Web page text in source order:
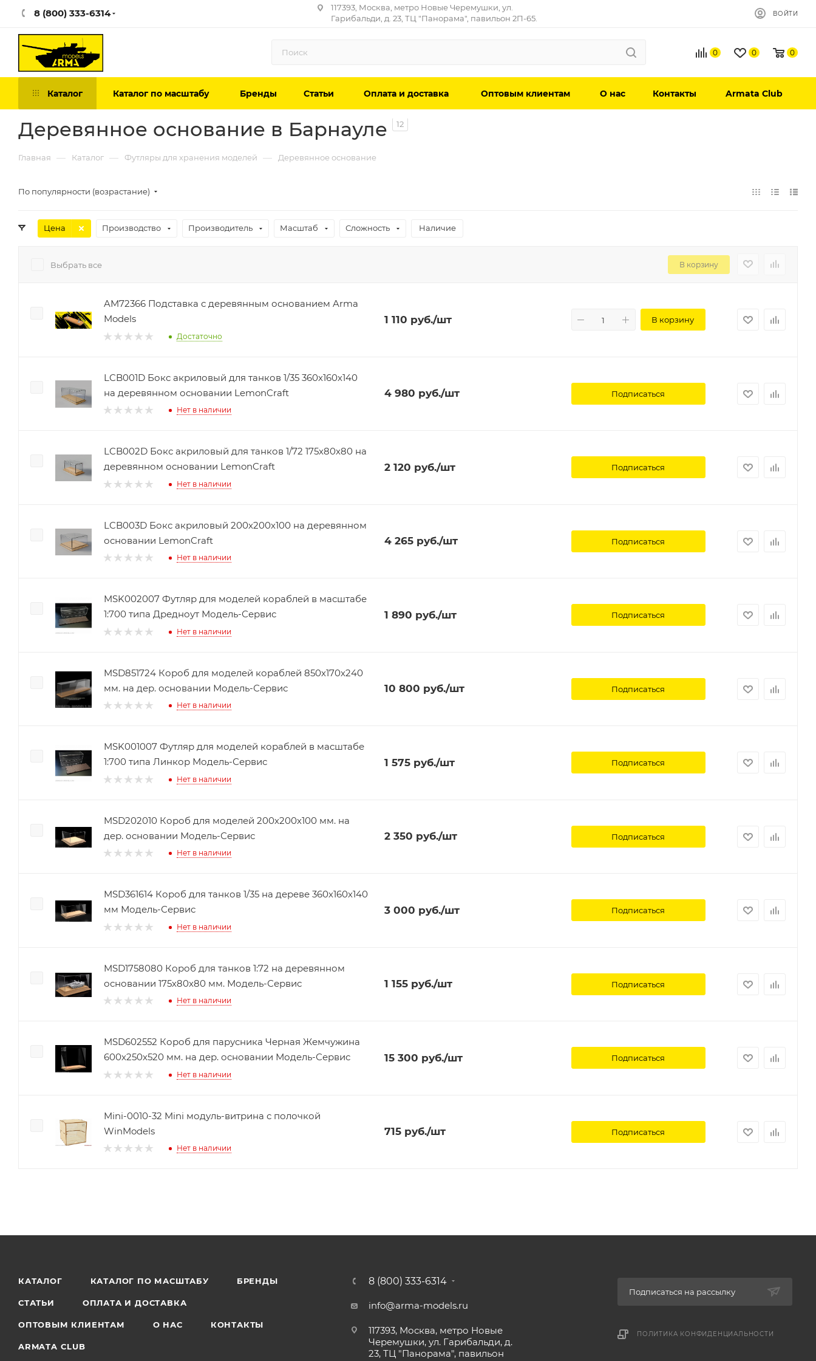
8 (800) 333-6314
117393, Москва, метро Новые Черемушки, ул.
Гарибальди, д. 23, ТЦ "Панорама", павильон 2П-65.
ВОЙТИ
0 0 0
Каталог Каталог по масштабу Бренды Статьи Оплата и доставка Оптовым клиентам О нас Контакты Armata Club
Деревянное основание в Барнауле 12
Главная — Каталог — Футляры для хранения моделей — Деревянное основание
По популярности (возрастание)
Цена Производство Производитель Масштаб Сложность Наличие
Выбрать все В корзину
AM72366 Подставка с деревянным основанием Arma
Models
Достаточно
1 110 руб./шт В корзину
LCB001D Бокс акриловый для танков 1/35 360х160х140
на деревянном основании LemonCraft
Нет в наличии
4 980 руб./шт Подписаться
LCB002D Бокс акриловый для танков 1/72 175х80х80 на
деревянном основании LemonCraft
Нет в наличии
2 120 руб./шт Подписаться
LCB003D Бокс акриловый 200х200х100 на деревянном
основании LemonCraft
Нет в наличии
4 265руб./шт Подписаться
MSK002007 Футляр для моделей кораблей в масштабе
1:700 типа Дредноут Модель-Сервис
Нет в наличии
1 890 руб./шт Подписаться
MSD851724 Короб для моделей кораблей 850х170х240
мм. на дер. основании Модель-Сервис
Нет в наличии
10 800 руб./шт Подписаться
MSK001007 Футляр для моделей кораблей в масштабе
1:700 типа Линкор Модель-Сервис
Нет в наличии
1 575руб./шт Подписаться
MSD202010 Короб для моделей 200х200х100 мм. на
дер. основании Модель-Сервис
Нет в наличии
2 350 руб./шт Подписаться
MSD361614 Короб для танков 1/35 на дереве 360х160х140
мм Модель-Сервис
Нет в наличии
3 000 руб./шт Подписаться
MSD1758080 Короб для танков 1:72 на деревянном
основании 175х80х80 мм. Модель-Сервис
Нет в наличии
1 155руб./шт Подписаться
MSD602552 Короб для парусника Черная Жемчужина
600х250х520 мм. на дер. основании Модель-Сервис
Нет в наличии
15 300 руб./шт Подписаться
Mini-0010-32 Mini модуль-витрина с полочкой
WinModels
Нет в наличии
715руб./шт Подписаться
КАТАЛОГ КАТАЛОГ ПО МАСШТАБУ БРЕНДЫ
СТАТЬИ ОПЛАТА И ДОСТАВКА
ОПТОВЫМ КЛИЕНТАМ О НАС КОНТАКТЫ
ARMATA CLUB
8 (800) 333-6314
info@arma-models.ru
117393, Москва, метро Новые
Черемушки, ул. Гарибальди, д.
23, ТЦ "Панорама", павильон
Подписаться на рассылку
ПОЛИТИКА КОНФИДЕНЦИАЛЬНОСТИ